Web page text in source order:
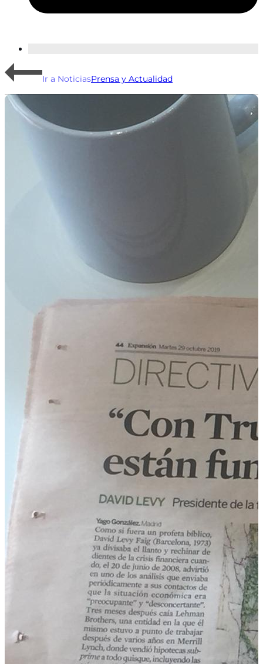
Ir a NoticiasPrensa y Actualidad